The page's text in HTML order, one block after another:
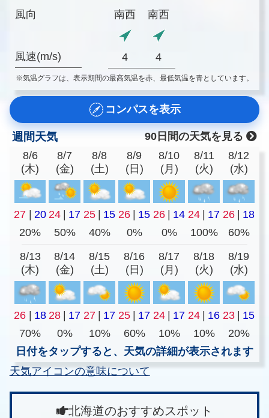
風向
風速(m/s)
南西
南西
4 4
※気温グラフは、表示期間の最高気温を赤、最低気温を青としています。
コンパスを表示
週間天気
90日間の天気を見る
8/6
(木)
8/7
(金)
8/8
(土)
8/9
(日)
8/10
(月)
8/11
(火)
8/12
(水)
27 | 20 24 | 17 25 | 15 26 | 15 26 | 14 24 | 17 26 | 18
20%
50% 40% 0% 0% 100% 60%
8/13
(木)
8/14
(金)
8/15
(土)
8/16
(日)
8/17
(月)
8/18
(火)
8/19
(水)
26 | 18 28 | 17 27 | 17 25 | 17 24 | 17 24 | 16 23 | 15
70%
0% 10% 60% 10% 10%
20%
日付をタップすると、天気の詳細が表示されます
天気アイコンの意味について
北海道のおすすめスポット